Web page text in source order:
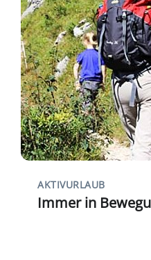
AKTIVURLAUB
Immer in